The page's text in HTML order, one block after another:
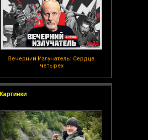
Вечерний Излучатель: Сердца
четырех
Картинки